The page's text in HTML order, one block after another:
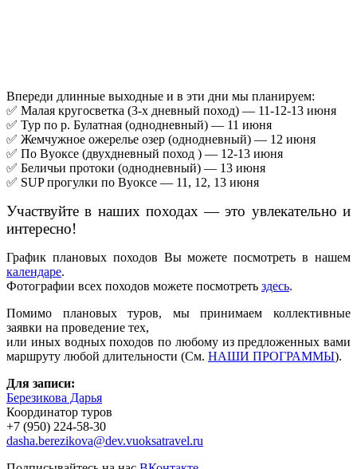
Впереди длинные выходные и в эти дни мы планируем:
✅ Малая кругосветка (3-х дневный поход) — 11-12-13 июня
✅ Тур по р. Булатная (однодневный) — 11 июня
✅ Жемчужное ожерелье озер (однодневный) — 12 июня
✅ По Вуоксе (двухдневный поход ) — 12-13 июня
✅ Беличьи протоки (однодневный) — 13 июня
✅ SUP прогулки по Вуоксе — 11, 12, 13 июня
Участвуйте в наших походах — это увлекательно и
интересно!
График плановых походов Вы можете посмотреть в нашем
календаре.
Фотографии всех походов можете посмотреть здесь.
Помимо плановых туров, мы принимаем коллективные
заявки на проведение тех,
или иных водных походов по любому из предложенных вами
маршруту любой длительности (См. НАШИ ПРОГРАММЫ).
Для записи:
Березикова Дарья
Координатор туров
+7 (950) 224-58-30
dasha.berezikova@dev.vuoksatravel.ru